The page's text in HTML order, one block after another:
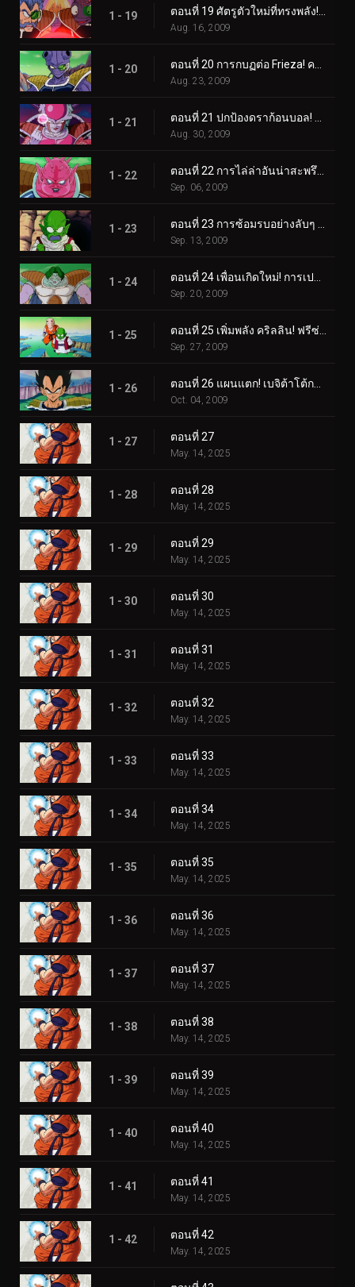
1 - 19
Aug. 16, 2009
1 - 20
Aug. 23, 2009
1 - 21
Aug. 30, 2009
1 - 22
Sep. 06, 2009
1 - 23
Sep. 13, 2009
1 - 24
Sep. 20, 2009
1 - 25
Sep. 27, 2009
1 - 26
Oct. 04, 2009
1 - 27 ตอนที่ 27
May. 14, 2025
1 - 28 ตอนที่ 28
May. 14, 2025
1 - 29 ตอนที่ 29
May. 14, 2025
1 - 30 ตอนที่ 30
May. 14, 2025
1 - 31 ตอนที่ 31
May. 14, 2025
1 - 32 ตอนที่ 32
May. 14, 2025
1 - 33 ตอนที่ 33
May. 14, 2025
1 - 34 ตอนที่ 34
May. 14, 2025
1 - 35 ตอนที่ 35
May. 14, 2025
1 - 36 ตอนที่ 36
May. 14, 2025
1 - 37 ตอนที่ 37
May. 14, 2025
1 - 38 ตอนที่ 38
May. 14, 2025
1 - 39 ตอนที่ 39
May. 14, 2025
1 - 40 ตอนที่ 40
May. 14, 2025
1 - 41 ตอนที่ 41
May. 14, 2025
1 - 42 ตอนที่ 42
May. 14, 2025